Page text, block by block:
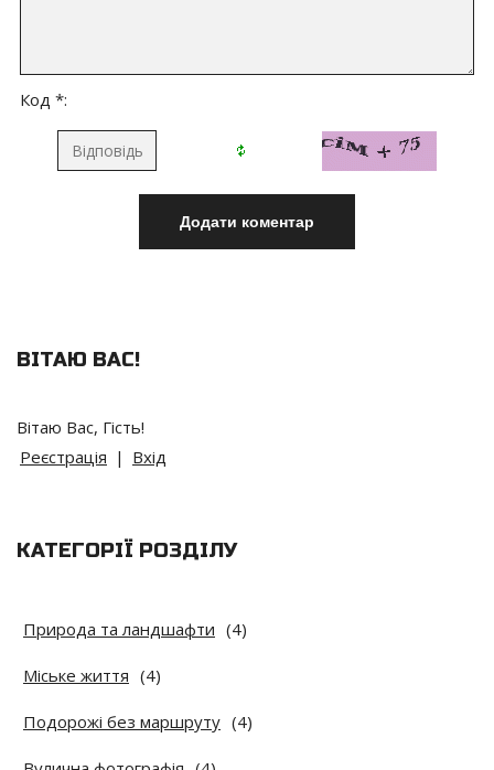
Код *:
ВІТАЮ ВАС!
Вітаю Вас, Гість!
Реєстрація | Вхід
КАТЕГОРІЇ РОЗДІЛУ
Природа та ландшафти (4)
Міське життя (4)
Подорожі без маршруту (4)